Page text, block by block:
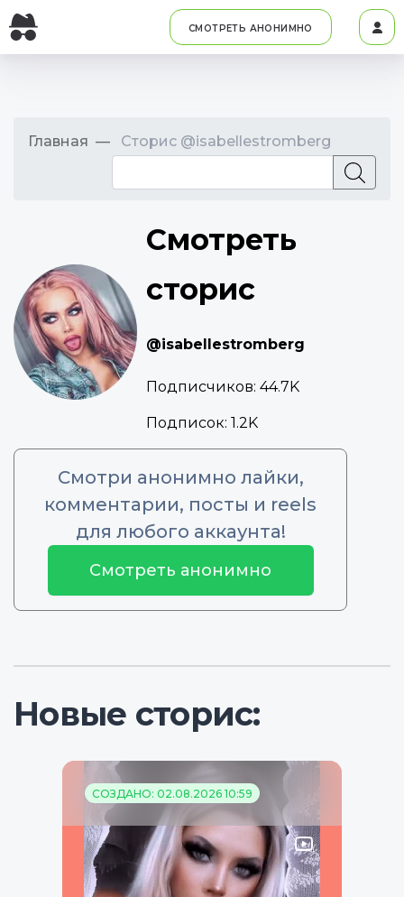
СМОТРЕТЬ АНОНИМНО
Главная Сторис @isabellestromberg
Смотреть
сторис
@isabellestromberg
Подписчиков: 44.7K
Подписок: 1.2K
Смотри анонимно лайки,
комментарии, посты и reels
для любого аккаунта!
Смотреть анонимно
Новые сторис:
СОЗДАНО: 02.08.2026 10:59